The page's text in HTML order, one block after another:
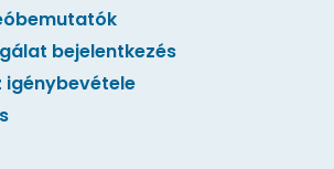
bejelentkezés
igénybevétele